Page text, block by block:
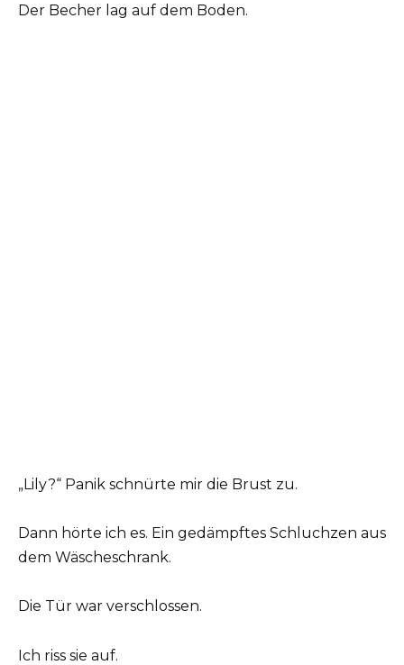
Der Becher lag auf dem Boden.
„Lily?“ Panik schnürte mir die Brust zu.
Dann hörte ich es. Ein gedämpftes Schluchzen aus
dem Wäscheschrank.
Die Tür war verschlossen.
Ich riss sie auf.